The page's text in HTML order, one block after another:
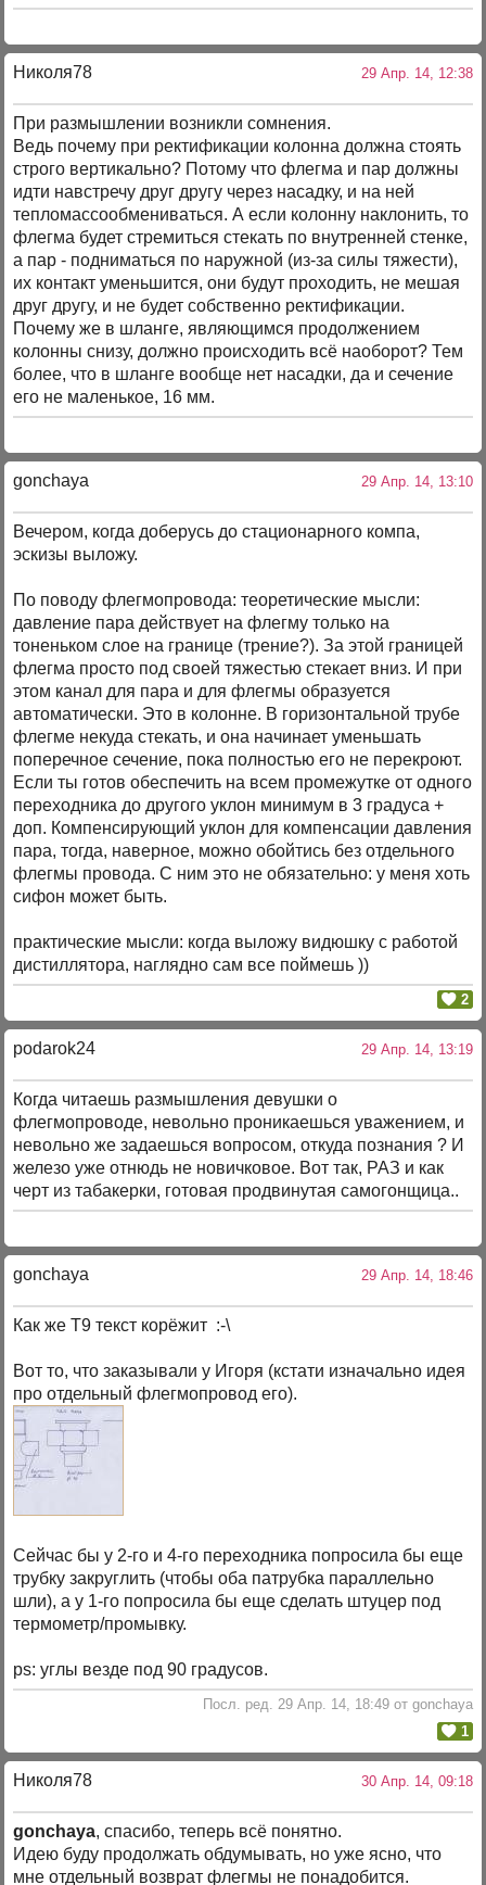
Николя78 29 Апр. 14, 12:38
При размышлении возникли сомнения.
Ведь почему при ректификации колонна должна стоять
строго вертикально? Потому что флегма и пар должны
идти навстречу друг другу через насадку, и на ней
тепломассообмениваться. А если колонну наклонить, то
флегма будет стремиться стекать по внутренней стенке,
а пар - подниматься по наружной (из-за силы тяжести),
их контакт уменьшится, они будут проходить, не мешая
друг другу, и не будет собственно ректификации.
Почему же в шланге, являющимся продолжением
колонны снизу, должно происходить всё наоборот? Тем
более, что в шланге вообще нет насадки, да и сечение
его не маленькое, 16 мм.
gonchaya 29 Апр. 14, 13:10
Вечером, когда доберусь до стационарного компа,
эскизы выложу.
По поводу флегмопровода: теоретические мысли:
давление пара действует на флегму только на
тоненьком слое на границе (трение?). За этой границей
флегма просто под своей тяжестью стекает вниз. И при
этом канал для пара и для флегмы образуется
автоматически. Это в колонне. В горизонтальной трубе
флегме некуда стекать, и она начинает уменьшать
поперечное сечение, пока полностью его не перекроют.
Если ты готов обеспечить на всем промежутке от одного
переходника до другого уклон минимум в 3 градуса +
доп. Компенсирующий уклон для компенсации давления
пара, тогда, наверное, можно обойтись без отдельного
флегмы провода. С ним это не обязательно: у меня хоть
сифон может быть.
практические мысли: когда выложу видюшку с работой
дистиллятора, наглядно сам все поймешь ))
2
podarok24 29 Апр. 14, 13:19
Когда читаешь размышления девушки о
флегмопроводе, невольно проникаешься уважением, и
невольно же задаешься вопросом, откуда познания ? И
железо уже отнюдь не новичковое. Вот так, РАЗ и как
черт из табакерки, готовая продвинутая самогонщица..
gonchaya 29 Апр. 14, 18:46
Как же Т9 текст корёжит :-\
Вот то, что заказывали у Игоря (кстати изначально идея
про отдельный флегмопровод его).
Сейчас бы у 2-го и 4-го переходника попросила бы еще
трубку закруглить (чтобы оба патрубка параллельно
шли), а у 1-го попросила бы еще сделать штуцер под
термометр/промывку.
ps: углы везде под 90 градусов.
Посл. ред. 29 Апр. 14, 18:49 от gonchaya
1
Николя78 30 Апр. 14, 09:18
gonchaya, спасибо, теперь всё понятно.
Идею буду продолжать обдумывать, но уже ясно, что
мне отдельный возврат флегмы не понадобится.